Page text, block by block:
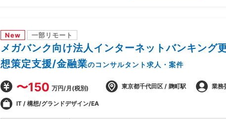
New 一部リモート
メガバンク向け法人インターネットバンキング
想策定支援/金融業のコンサルタント求人・案件
〜150 万円/月(税別) 東京都千代田区 / 麹町駅 業務
IT / 構想/グランドデザイン/EA